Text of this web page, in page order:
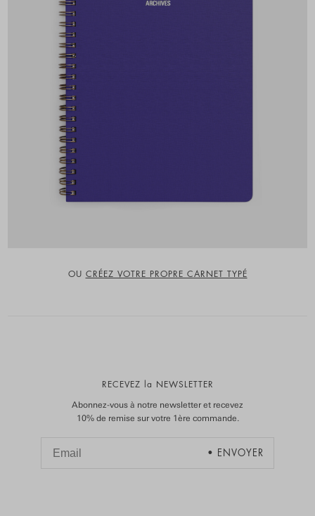
OU CRÉEZ VOTRE PROPRE CARNET TYPÉ
RECEVEZ la NEWSLETTER
Abonnez-vous à notre newsletter et recevez
10% de remise sur votre 1ère commande.